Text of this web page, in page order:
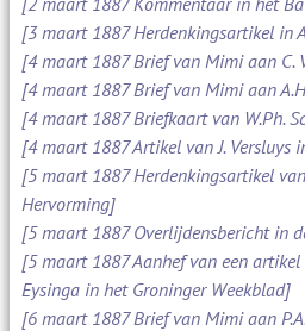
[3 maart 1887 Herdenkingsartikel in
[4 maart 1887 Brief van Mimi aan C.
[4 maart 1887 Brief van Mimi aan
[4 maart 1887 Briefkaart van W.Ph.
[4 maart 1887 Artikel van J. Versluys
[5 maart 1887 Herdenkingsartikel
Hervorming]
[5 maart 1887 Overlijdensbericht in
[5 maart 1887 Aanhef van een artikel
Eysinga in het Groninger Weekblad]
[6 maart 1887 Brief van Mimi aan